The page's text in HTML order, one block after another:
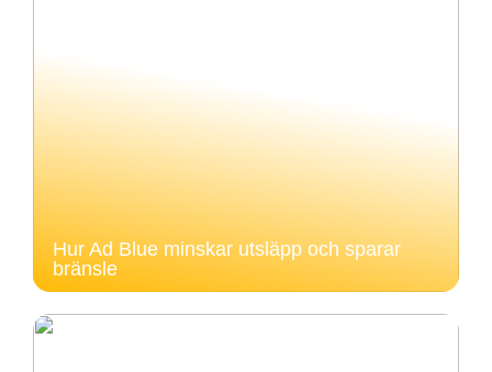
Hur Ad Blue minskar utsläpp och sparar
bränsle